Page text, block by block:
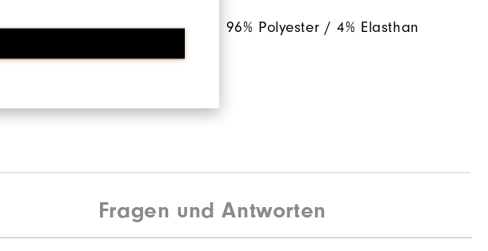
96% Polyester / 4% Elasthan
Fragen und Antworten